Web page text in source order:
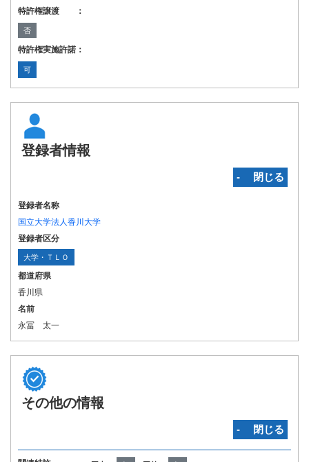
特許権譲渡 ：
否
特許権実施許諾：
可
登録者情報
‐ 閉じる
登録者名称
国立大学法人香川大学
登録者区分
大学・ＴＬＯ
都道府県
香川県
名前
永冨 太一
その他の情報
‐ 閉じる